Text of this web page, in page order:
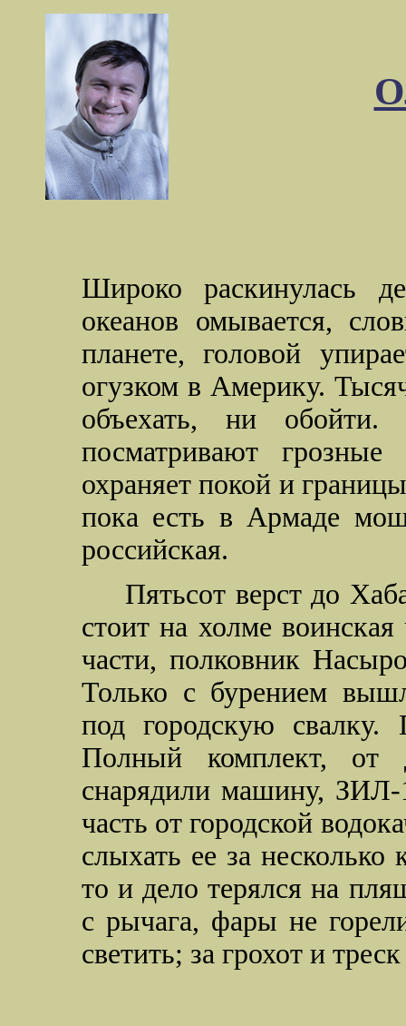
Широко раскинулась
океанов омывается,
планете, головой
огузком в Америку.
объехать, ни
посматривают
охраняет покой и
пока есть в Армаде
российская.
Пятьсот верст до
стоит на холме
части, полковник
Только с бурением
под городскую свалку.
Полный комплект, от
снарядили машину, ЗИЛ-
часть от городской
слыхать ее за
то и дело терялся на
с рычага, фары не
светить; за грохот и